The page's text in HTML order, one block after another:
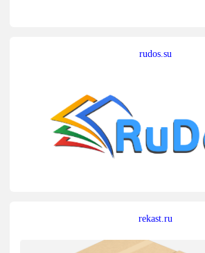
rudos.su
rekast.ru